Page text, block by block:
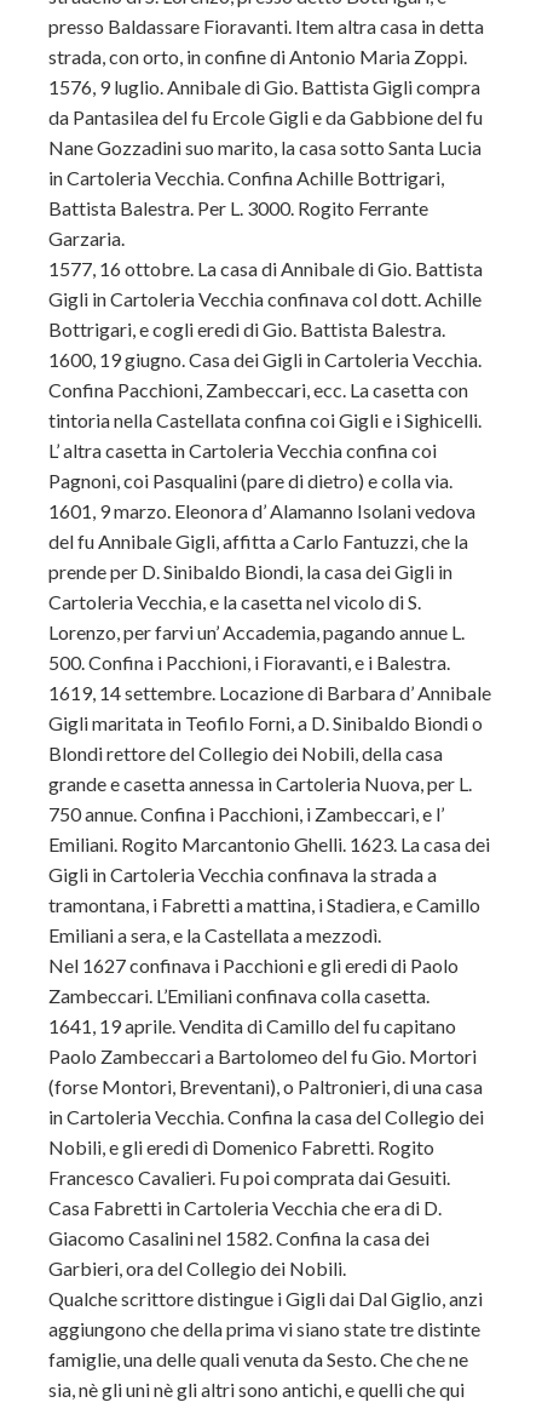
presso Baldassare Fioravanti. Item altra casa in detta
strada, con orto, in confine di Antonio Maria Zoppi.
1576, 9 luglio. Annibale di Gio. Battista Gigli compra
da Pantasilea del fu Ercole Gigli e da Gabbione del fu
Nane Gozzadini suo marito, la casa sotto Santa Lucia
in Cartoleria Vecchia. Confina Achille Bottrigari,
Battista Balestra. Per L. 3000. Rogito Ferrante
Garzaria.
1577, 16 ottobre. La casa di Annibale di Gio. Battista
Gigli in Cartoleria Vecchia confinava col dott. Achille
Bottrigari, e cogli eredi di Gio. Battista Balestra.
1600, 19 giugno. Casa dei Gigli in Cartoleria Vecchia.
Confina Pacchioni, Zambeccari, ecc. La casetta con
tintoria nella Castellata confina coi Gigli e i Sighicelli.
L’ altra casetta in Cartoleria Vecchia confina coi
Pagnoni, coi Pasqualini (pare di dietro) e colla via.
1601, 9 marzo. Eleonora d’ Alamanno Isolani vedova
del fu Annibale Gigli, affitta a Carlo Fantuzzi, che la
prende per D. Sinibaldo Biondi, la casa dei Gigli in
Cartoleria Vecchia, e la casetta nel vicolo di S.
Lorenzo, per farvi un’ Accademia, pagando annue L.
500. Confina i Pacchioni, i Fioravanti, e i Balestra.
1619, 14 settembre. Locazione di Barbara d’ Annibale
Gigli maritata in Teofilo Forni, a D. Sinibaldo Biondi o
Blondi rettore del Collegio dei Nobili, della casa
grande e casetta annessa in Cartoleria Nuova, per L.
750 annue. Confina i Pacchioni, i Zambeccari, e l’
Emiliani. Rogito Marcantonio Ghelli. 1623. La casa dei
Gigli in Cartoleria Vecchia confinava la strada a
tramontana, i Fabretti a mattina, i Stadiera, e Camillo
Emiliani a sera, e la Castellata a mezzodì.
Nel 1627 confinava i Pacchioni e gli eredi di Paolo
Zambeccari. L’Emiliani confinava colla casetta.
1641, 19 aprile. Vendita di Camillo del fu capitano
Paolo Zambeccari a Bartolomeo del fu Gio. Mortori
(forse Montori, Breventani), o Paltronieri, di una casa
in Cartoleria Vecchia. Confina la casa del Collegio dei
Nobili, e gli eredi dì Domenico Fabretti. Rogito
Francesco Cavalieri. Fu poi comprata dai Gesuiti.
Casa Fabretti in Cartoleria Vecchia che era di D.
Giacomo Casalini nel 1582. Confina la casa dei
Garbieri, ora del Collegio dei Nobili.
Qualche scrittore distingue i Gigli dai Dal Giglio, anzi
aggiungono che della prima vi siano state tre distinte
famiglie, una delle quali venuta da Sesto. Che che ne
sia, nè gli uni nè gli altri sono antichi, e quelli che qui